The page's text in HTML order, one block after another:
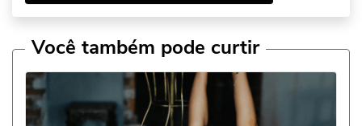
Você também pode curtir